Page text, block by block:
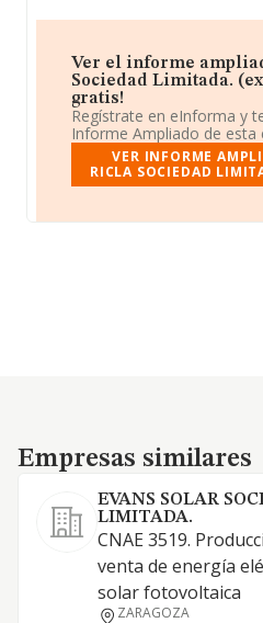
Ver el informe
Sociedad Limitada.
gratis!
Regístrate en eInforma y
Informe Ampliado de esta
VER INFORME
RICLA SOCIEDAD
Empresas similares
Empresas similares
EVANS SOLAR
LIMITADA.
CNAE 3519.
venta de energía
solar fotovoltaica
ZARAGOZA